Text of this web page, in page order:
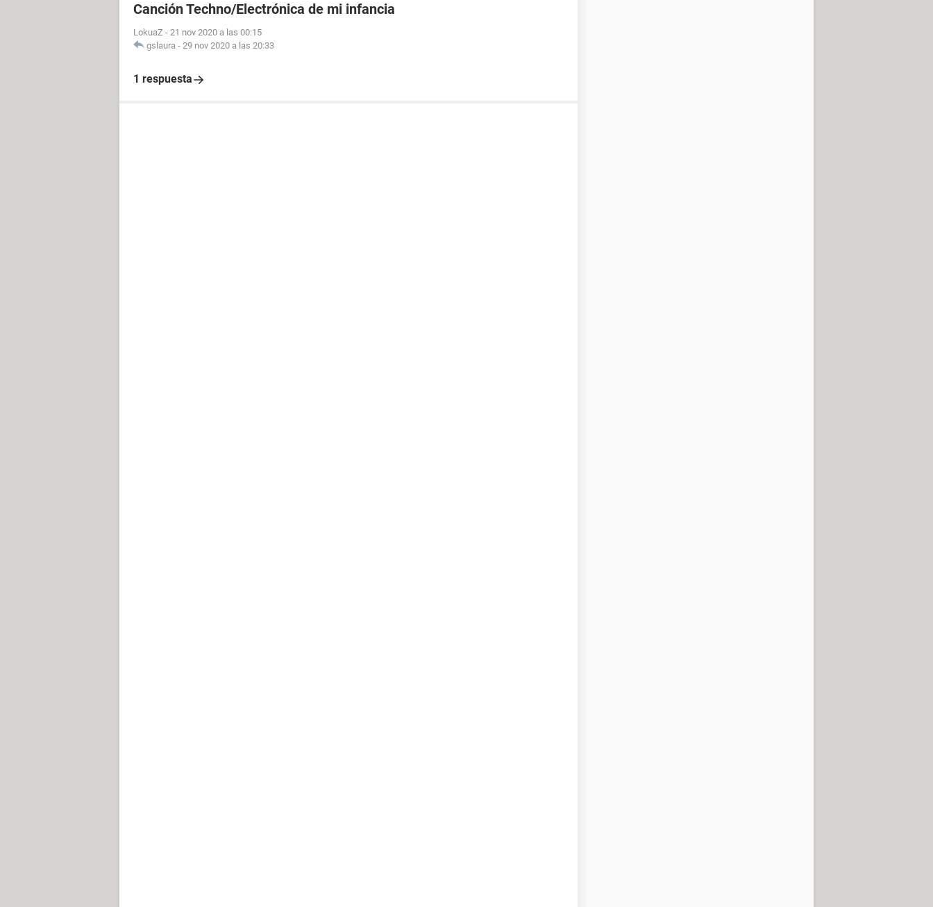
Canción Techno/Electrónica de mi infancia
LokuaZ - 21 nov 2020 a las 00:15
gslaura - 29 nov 2020 a las 20:33
1 respuesta